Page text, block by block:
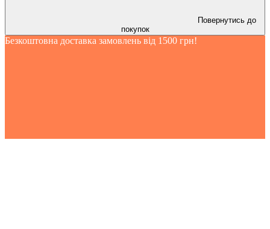
Повернутись до
покупок
Безкоштовна доставка замовлень від 1500 грн!